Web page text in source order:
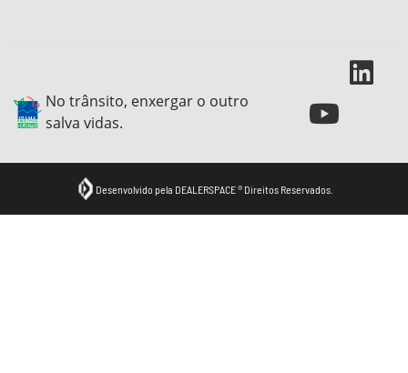
No trânsito, enxergar o outro
salva vidas.
Desenvolvido pela DEALERSPACE ® Direitos Reservados.